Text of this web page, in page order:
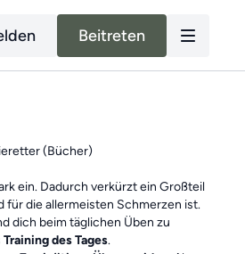
Beitreten
(Bücher)
ein. Dadurch verkürzt ein Großteil
für die allermeisten Schmerzen ist.
dich beim täglichen Üben zu
Training des Tages.